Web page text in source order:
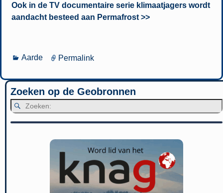
Ook in de TV documentaire serie klimaatjagers wordt
aandacht besteed aan Permafrost >>
Aarde Permalink
Zoeken op de Geobronnen